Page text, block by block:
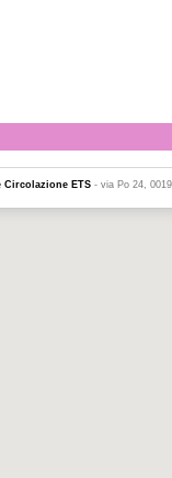
Circolazione ETS - via Po 24,